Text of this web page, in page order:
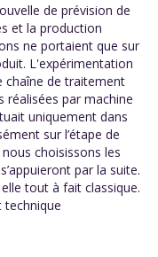
de prévision de
et la production
ne portaient que sur
L'expérimentation
chaîne de traitement
par machine
uniquement dans
sur l’étape de
choisissons les
par la suite.
tout à fait classique.
technique